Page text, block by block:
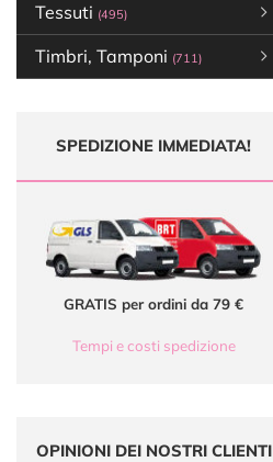
Tessuti (495)
Timbri, Tamponi (711)
SPEDIZIONE IMMEDIATA!
GRATIS per ordini da 79 €
Tempi e costi spedizione
OPINIONI DEI NOSTRI CLIENTI